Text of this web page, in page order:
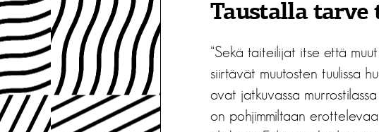
Taustalla tarve
“Sekä taiteilijat itse että
siirtävät muutosten tuulissa
ovat jatkuvassa
on pohjimmiltaan